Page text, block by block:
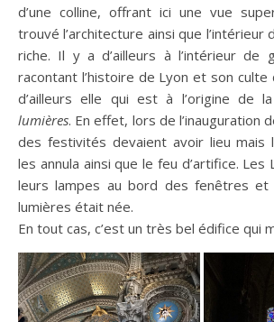
d’une colline, offrant ici une vue
trouvé l’architecture ainsi que l’intérieur
riche. Il y a d’ailleurs à l’intérieur de
racontant l’histoire de Lyon et son culte
d’ailleurs elle qui est à l’origine de
lumières. En effet, lors de l’inauguration
des festivités devaient avoir lieu mais
les annula ainsi que le feu d’artifice.
leurs lampes au bord des fenêtres
lumières était née.
En tout cas, c’est un très bel édifice qui